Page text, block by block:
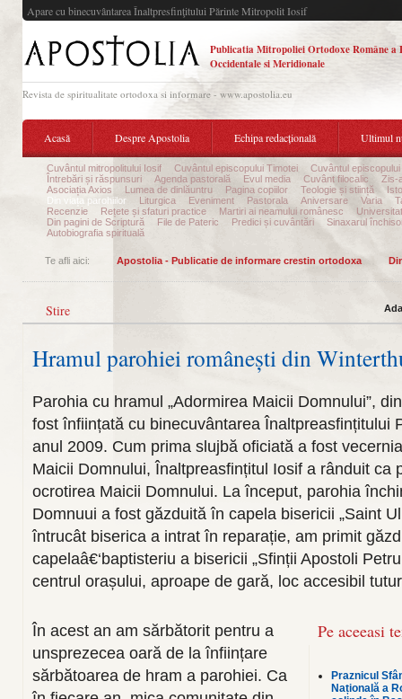
Apare cu binecuvântarea Înaltpresfinţitului Părinte Mitropolit Iosif
Publicatia Mitropoliei Ortodoxe Române a
Occidentale si Meridionale
Revista de spiritualitate ortodoxa si informare - www.apostolia.eu
Acasă Despre Apostolia Echipa redacțională Ultimul
Cuvântul mitropolitului Iosif Cuvântul episcopului Timotei
Cuvântul episcopului
Întrebări și răspunsuri
Agenda pastorală Evul media Cuvânt filocalic
Zis-
Asociația Axios
Lumea de dinlăuntru Pagina copiilor Teologie și stiință
Din viața parohiilor
Liturgica Eveniment Pastorala Aniversare Varia
Recenzie
Rețete și sfaturi practice Martiri ai neamului românesc
Din pagini de Scriptură
File de Pateric Predici și cuvântări
Sinaxarul
Autobiografia spirituală
Te afli aici: Apostolia - Publicatie de informare crestin ortodoxa
Stire
Hramul parohiei românești din
Parohia cu hramul „Adormirea Maicii Domnului”,
fost înființată cu binecuvântarea Înaltpreasfințitului
anul 2009. Cum prima slujbă oficiată a fost
Maicii Domnului, Înaltpreasfințitul Iosif a rânduit ca
ocrotirea Maicii Domnului. La început, parohia
Domnuui a fost găzduită în capela bisericii „Saint
întrucât biserica a intrat în reparație, am primit
capelaâ€‘baptisteriu a bisericii „Sfinții Apostoli
centrul orașului, aproape de gară, loc accesibil
Pe aceeasi
Praznicul
Națională a
În acest an am sărbătorit pentru a
unsprezecea oară de la înființare
sărbătoarea de hram a parohiei. Ca